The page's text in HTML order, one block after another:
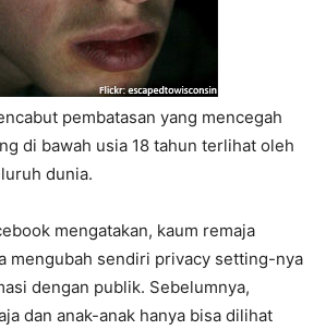
pembatasan yang mencegah
di bawah usia 18 tahun terlihat oleh
dunia.
mengatakan, kaum remaja
mengubah sendiri privacy setting-nya
dengan publik. Sebelumnya,
dan anak-anak hanya bisa dilihat